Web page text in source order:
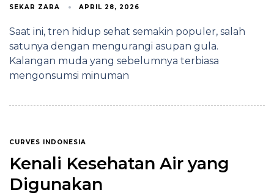
SEKAR ZARA APRIL 28, 2026
Saat ini, tren hidup sehat semakin populer, salah
satunya dengan mengurangi asupan gula.
Kalangan muda yang sebelumnya terbiasa
mengonsumsi minuman
CURVES INDONESIA
Kenali Kesehatan Air yang
Digunakan